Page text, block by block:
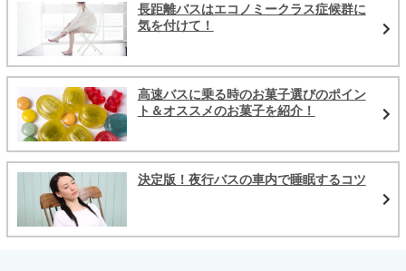
長距離バスはエコノミークラス症候群に
気を付けて！
高速バスに乗る時のお菓子選びのポイン
ト＆オススメのお菓子を紹介！
決定版！夜行バスの車内で睡眠するコツ